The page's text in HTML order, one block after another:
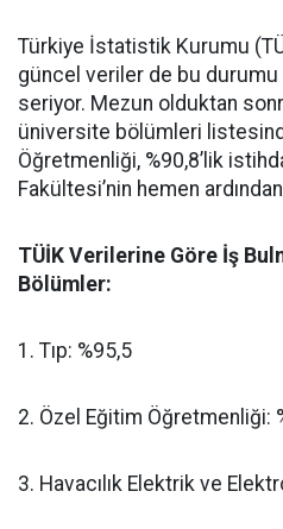
​Türkiye İstatistik Kurumu
güncel veriler de bu durumu
seriyor. Mezun olduktan
üniversite bölümleri
Öğretmenliği, %90,8’lik
Fakültesi’nin hemen
​TÜİK Verilerine Göre İş
Bölümler:
​1. Tıp: %95,5
​2. Özel Eğitim Öğretmenliği:
​3. Havacılık Elektrik ve